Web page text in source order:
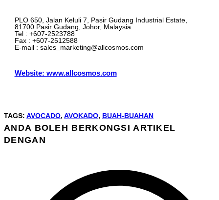
PLO 650, Jalan Keluli 7, Pasir Gudang Industrial Estate,
81700 Pasir Gudang, Johor, Malaysia.
Tel : +607-2523788
Fax : +607-2512588
E-mail : sales_marketing@allcosmos.com
Website: www.allcosmos.com
TAGS: AVOCADO, AVOKADO, BUAH-BUAHAN
ANDA BOLEH BERKONGSI ARTIKEL
DENGAN